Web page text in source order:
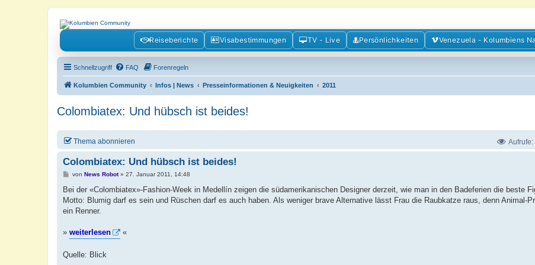
Kolumbienforum - Das grosse Forum der Freunde Kolumbiens
Reisen, Auswandern, Kultur, Politik, Geschichte und Visum in Kolumbien und Venezuela. Austausch, Erfahrungen und Gemeinschaft im Kolumbienforum
Reiseberichte Visabestimmungen TV - Live Persönlichkeiten Venezuela - Kolumbiens
Schnellzugriff FAQ Forenregeln
Kolumbien Community Infos | News Presseinformationen & Neuigkeiten 2011
Colombiatex: Und hübsch ist beides!
Thema abonnieren Aufrufe:
Colombiatex: Und hübsch ist beides!
B
i
r
a
von News Robot» 27. Januar 2011, 14:48
Bei der «Colombiatex»-Fashion-Week in Medellín zeigen die südamerikanischen Designer derzeit, wie man in den Badeferien die beste
Motto: Blumig darf es sein und Rüschen darf es auch haben. Als weniger brave Alternative lässt Frau die Raubkatze raus, denn Animal-
ein Renner.
» weiterlesen «
Quelle: Blick